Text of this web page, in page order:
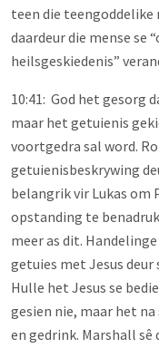
teen die teengoddelike
daardeur die mense se
heilsgeskiedenis”
10:41: God het gesorg
maar het getuienis
voortgedra sal word.
getuienisbeskrywing
belangrik vir Lukas om
opstanding te
meer as dit.
getuies met Jesus deur
Hulle het Jesus se
gesien nie, maar het
en gedrink. Marshall sê